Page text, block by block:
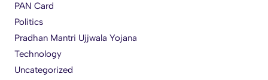
PAN Card
Politics
Pradhan Mantri Ujjwala Yojana
Technology
Uncategorized